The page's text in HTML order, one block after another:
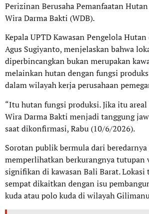
Perizinan Berusaha Pemanfaatan
Wira Darma Bakti (WDB).
Kepala UPTD Kawasan Pengelola
Agus Sugiyanto, menjelaskan bahwa
diperbincangkan bukan merupakan
melainkan hutan dengan fungsi
dalam wilayah kerja perusahaan
“Itu hutan fungsi produksi. Jika itu areal
Wira Darma Bakti menjadi tanggung
saat dikonfirmasi, Rabu (10/6/2026).
Sorotan publik bermula dari
memperlihatkan berkurangnya tutupan
signifikan di kawasan Bali Barat. Lokasi
sempat dikaitkan dengan isu
kuda atau polo kuda di wilayah